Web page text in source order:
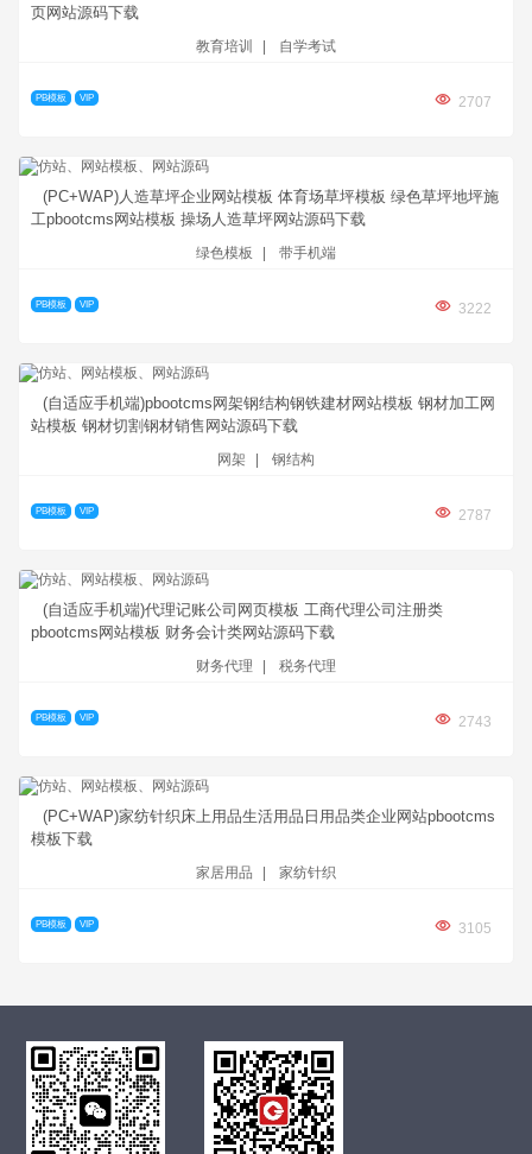
页网站源码下载
教育培训 自学考试
PB模板 VIP 2707
(PC+WAP)人造草坪企业网站模板 体育场草坪模板 绿色草坪地坪施
工pbootcms网站模板 操场人造草坪网站源码下载
绿色模板 带手机端
PB模板 VIP 3222
(自适应手机端)pbootcms网架钢结构钢铁建材网站模板 钢材加工网
站模板 钢材切割钢材销售网站源码下载
网架 钢结构
PB模板 VIP 2787
(自适应手机端)代理记账公司网页模板 工商代理公司注册类
pbootcms网站模板 财务会计类网站源码下载
财务代理 税务代理
PB模板 VIP 2743
(PC+WAP)家纺针织床上用品生活用品日用品类企业网站pbootcms
模板下载
家居用品 家纺针织
PB模板 VIP 3105